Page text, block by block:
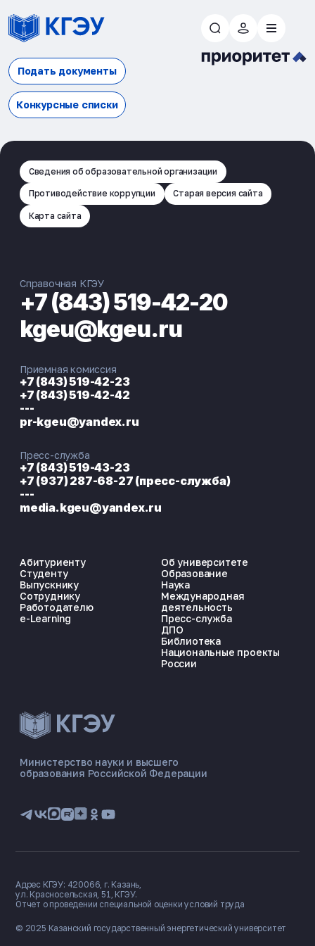
Подать документы
Конкурсные списки
ЭНЕРГОКОД — ПОМОЩНИК КГЭУ
📋 Приёмная комиссия
🏠 Общежитие
Сведения об образовательной организации
Противодействие коррупции Старая версия сайта
Карта сайта
Министерство науки и высшего
образования Российской Федерации
Абитуриенту
Студенту
Выпускнику
Сотруднику
Работодателю
e-Learning
Об университете
Образование
Наука
Международная
деятельность
Пресс-служба
ДПО
Библиотека
Национальные проекты
России
Справочная КГЭУ
+7 (843) 519-42-20
kgeu@kgeu.ru
Приемная комиссия
+7 (843) 519-42-23
+7 (843) 519-42-42
---
pr-kgeu@yandex.ru
Пресс-служба
+7 (843) 519-43-23
+7 (937) 287-68-27 (пресс-служба)
---
media.kgeu@yandex.ru
© 2025 Казанский государственный энергетический университет
Адрес КГЭУ: 420066, г. Казань,
ул. Красносельская, 51, КГЭУ.
Отчет о проведении специальной оценки условий труда